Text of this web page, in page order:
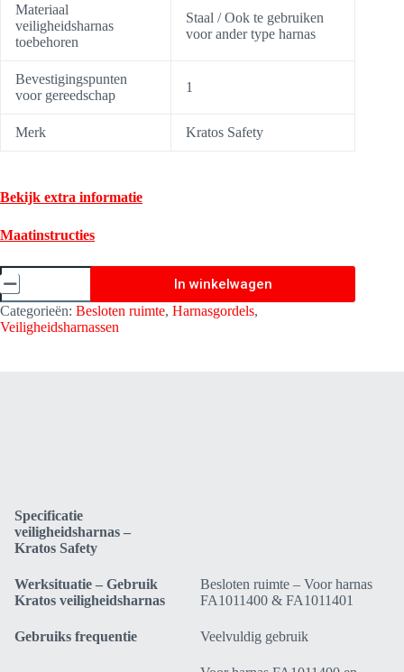
Materiaal
veiligheidsharnas
toebehoren
Staal / Ook te gebruiken
voor ander type harnas
Bevestigingspunten
voor gereedschap
1
Merk Kratos Safety
Bekijk extra informatie
Maatinstructies
Veiligheidsharnas
Zitgordel
-
toebehoren
Kratos
In winkelwagen
Categorieën: Besloten ruimte, Harnasgordels,
Veiligheidsharnassen
Specificatie
veiligheidsharnas –
Kratos Safety
Werksituatie – Gebruik
Kratos veiligheidsharnas
Besloten ruimte – Voor harnas
FA1011400 & FA1011401
Gebruiks frequentie Veelvuldig gebruik